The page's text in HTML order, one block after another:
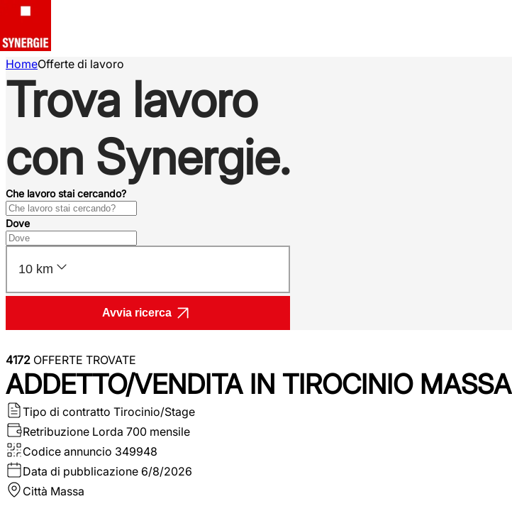
HomeOfferte di lavoro
Trova lavoro
con Synergie.
Che lavoro stai cercando?
Dove
10 km
Avvia ricerca
4172 OFFERTE TROVATE
ADDETTO/VENDITA IN TIROCINIO MASSA
Tipo di contratto Tirocinio/Stage
Retribuzione Lorda 700 mensile
Codice annuncio 349948
Data di pubblicazione 6/8/2026
Città Massa